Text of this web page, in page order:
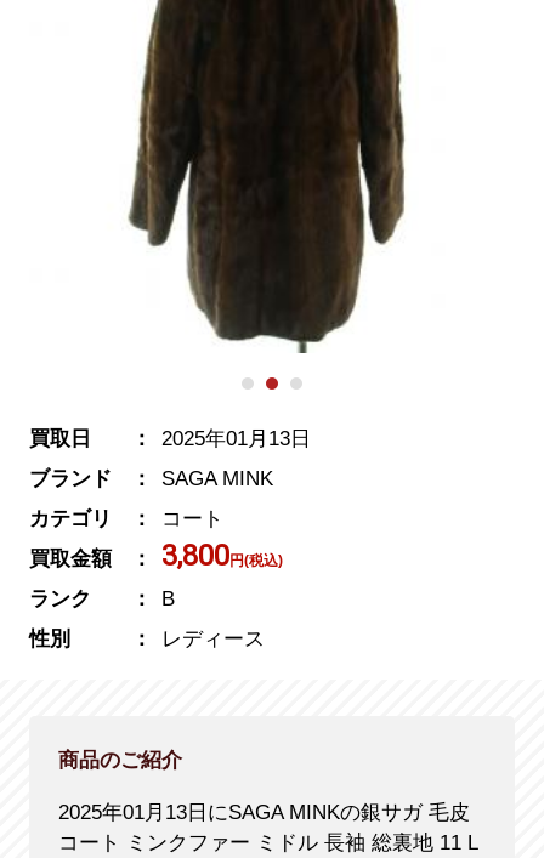
買取日
2025年01月13日
ブランド
SAGA MINK
カテゴリ
コート
買取金額
3,800円(税込)
ランク
B
性別
レディース
商品のご紹介
2025年01月13日にSAGA MINKの銀サガ 毛皮
コート ミンクファー ミドル 長袖 総裏地 11 L